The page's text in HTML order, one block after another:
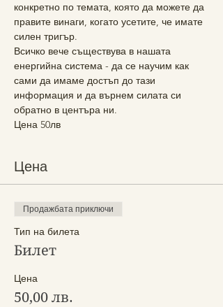
конкретно по темата, която да можете да
правите винаги, когато усетите, че имате
силен тригър.
Всичко вече съществува в нашата
енергийна система - да се научим как
сами да имаме достъп до тази
информация и да върнем силата си
обратно в центъра ни.
Цена 50лв
Цена
Продажбата приключи
Тип на билета
Билет
Цена
50,00 лв.